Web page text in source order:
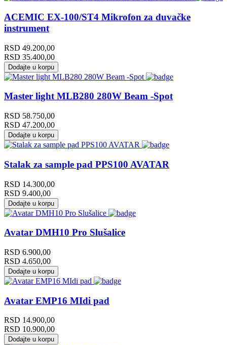
ACEMIC EX-100/ST4 Mikrofon za duvačke
instrument
RSD 49.200,00
RSD 35.400,00
Dodajte u korpu
Master light MLB280 280W Beam -Spot
RSD 58.750,00
RSD 47.200,00
Dodajte u korpu
Stalak za sample pad PPS100 AVATAR
RSD 14.300,00
RSD 9.400,00
Dodajte u korpu
Avatar DMH10 Pro Slušalice
RSD 6.900,00
RSD 4.650,00
Dodajte u korpu
Avatar EMP16 MIdi pad
RSD 14.900,00
RSD 10.900,00
Dodajte u korpu